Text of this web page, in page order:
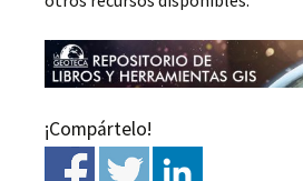
¡Compártelo!